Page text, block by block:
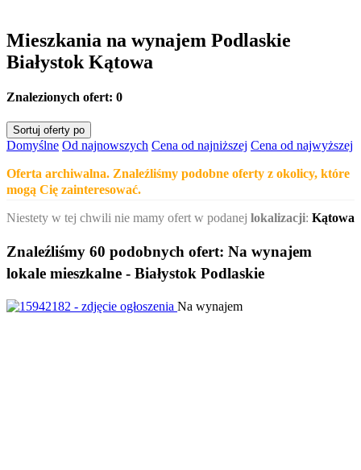
Mieszkania na wynajem Podlaskie
Białystok Kątowa
Znalezionych ofert: 0
Sortuj oferty po
Domyślne Od najnowszych Cena od najniższej Cena od najwyższej
Oferta archiwalna. Znaleźliśmy podobne oferty z okolicy, które
mogą Cię zainteresować.
Niestety w tej chwili nie mamy ofert w podanej lokalizacji: Kątowa
Znaleźliśmy 60 podobnych ofert: Na wynajem
lokale mieszkalne - Białystok Podlaskie
Na wynajem